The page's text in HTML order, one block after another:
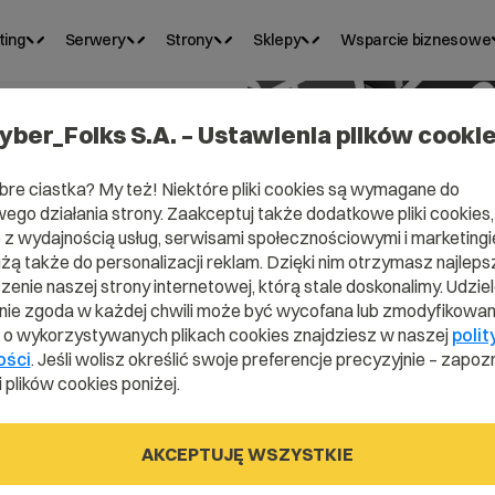
Serwery Strony Sklepy Wsparcie biznesowe
i
S.A. – Ustawienia plików
ciastka? My też! Niektóre pliki cookies są wymagane do
działania strony. Zaakceptuj także dodatkowe pliki cookies,
wydajnością usług, serwisami społecznościowymi i
także do personalizacji reklam. Dzięki nim otrzymasz
naszej strony internetowej, którą stale doskonalimy.
zgoda w każdej chwili może być wycofana lub
wykorzystywanych plikach cookies znajdziesz w naszej
. Jeśli wolisz określić swoje preferencje precyzyjnie –
cookies poniżej.
AKCEPTUJĘ WSZYSTKIE